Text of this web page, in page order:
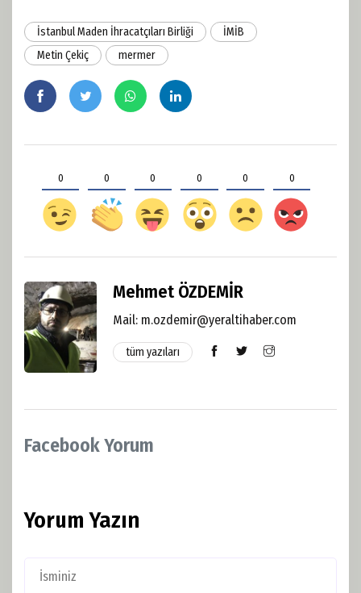
İstanbul Maden İhracatçıları Birliği
İMİB
Metin Çekiç
mermer
0 0 0 0 0 0
Mehmet ÖZDEMİR
Mail: m.ozdemir@yeraltihaber.com
tüm yazıları
Facebook Yorum
Yorum Yazın